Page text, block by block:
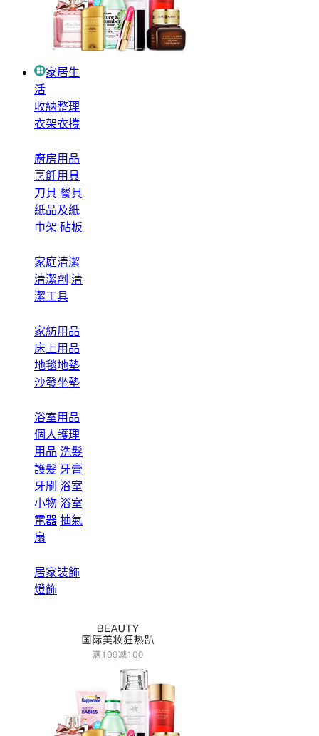
家居生
活
收納整理
衣架衣撐
廚房用品
烹飪用具
刀具 餐具
紙品及紙
巾架 砧板
家庭清潔
清潔劑 清
潔工具
家紡用品
床上用品
地毯地墊
沙發坐墊
浴室用品
個人護理
用品 洗髮
護髮 牙膏
牙刷 浴室
小物 浴室
電器 抽氣
扇
居家裝飾
燈飾